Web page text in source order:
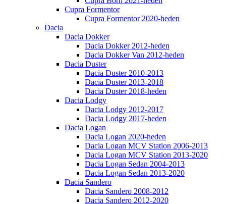
Cupra Formentor
Cupra Formentor 2020-heden
Dacia
Dacia Dokker
Dacia Dokker 2012-heden
Dacia Dokker Van 2012-heden
Dacia Duster
Dacia Duster 2010-2013
Dacia Duster 2013-2018
Dacia Duster 2018-heden
Dacia Lodgy
Dacia Lodgy 2012-2017
Dacia Lodgy 2017-heden
Dacia Logan
Dacia Logan 2020-heden
Dacia Logan MCV Station 2006-2013
Dacia Logan MCV Station 2013-2020
Dacia Logan Sedan 2004-2013
Dacia Logan Sedan 2013-2020
Dacia Sandero
Dacia Sandero 2008-2012
Dacia Sandero 2012-2020